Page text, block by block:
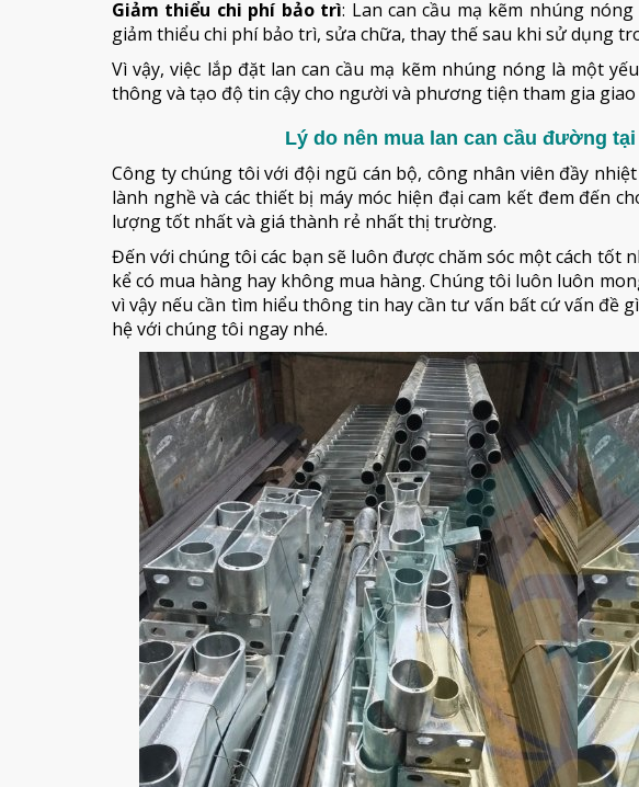
Giảm thiểu chi phí bảo trì: Lan can cầu mạ kẽm nhúng
giảm thiểu chi phí bảo trì, sửa chữa, thay thế sau khi sử dụng
Vì vậy, việc lắp đặt lan can cầu mạ kẽm nhúng nóng là một
thông và tạo độ tin cậy cho người và phương tiện tham gia
Lý do nên mua lan can cầu đường
Công ty chúng tôi với đội ngũ cán bộ, công nhân viên đầy
lành nghề và các thiết bị máy móc hiện đại cam kết đem đến
lượng tốt nhất và giá thành rẻ nhất thị trường.
Đến với chúng tôi các bạn sẽ luôn được chăm sóc một cách
kể có mua hàng hay không mua hàng. Chúng tôi luôn luôn
vì vậy nếu cần tìm hiểu thông tin hay cần tư vấn bất cứ vấn đề
hệ với chúng tôi ngay nhé.